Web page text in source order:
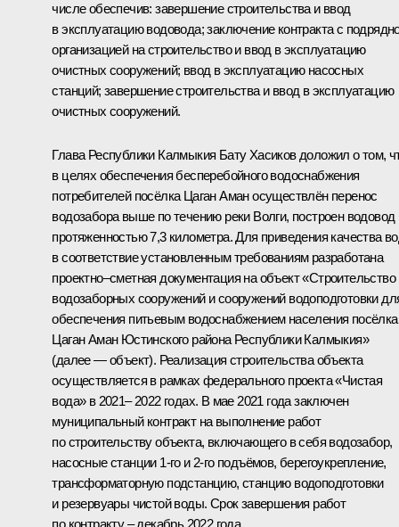
числе обеспечив: завершение строительства и ввод
в эксплуатацию водовода; заключение контракта с
организацией на строительство и ввод в эксплуатацию
очистных сооружений; ввод в эксплуатацию насосных
станций; завершение строительства и ввод в эксплуатацию
очистных сооружений.
Глава Республики Калмыкия Бату Хасиков доложил о том,
в целях обеспечения бесперебойного водоснабжения
потребителей посёлка Цаган Аман осуществлён перенос
водозабора выше по течению реки Волги, построен водовод
протяженностью 7,3 километра. Для приведения качества
в соответствие установленным требованиям разработана
проектно–сметная документация на объект «Строительство
водозаборных сооружений и сооружений водоподготовки
обеспечения питьевым водоснабжением населения посёлка
Цаган Аман Юстинского района Республики Калмыкия»
(далее — объект). Реализация строительства объекта
осуществляется в рамках федерального проекта «Чистая
вода» в 2021– 2022 годах. В мае 2021 года заключен
муниципальный контракт на выполнение работ
по строительству объекта, включающего в себя водозабор,
насосные станции 1-го и 2-го подъёмов, берегоукрепление,
трансформаторную подстанцию, станцию водоподготовки
и резервуары чистой воды. Срок завершения работ